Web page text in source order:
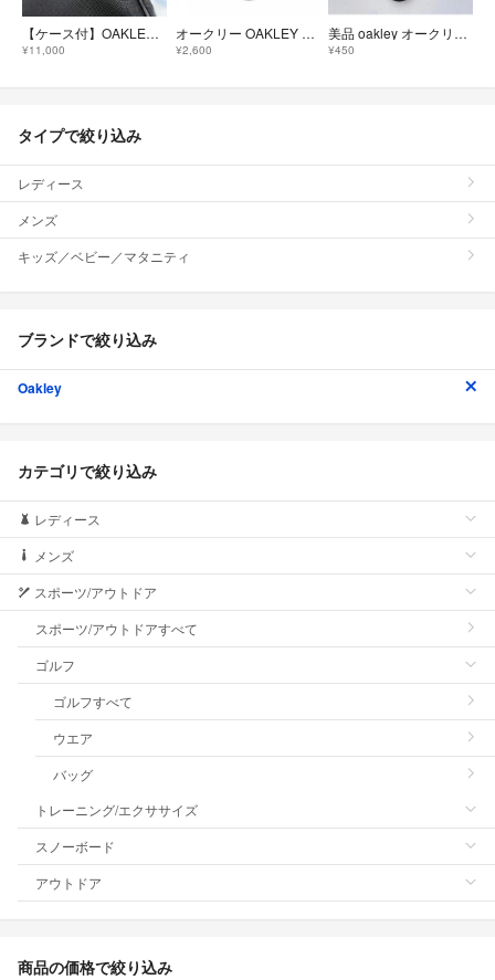
【ケース付】OAKLEY スポーツサングラス ブルー ホワイト ゴルフ
¥11,000
オークリー OAKLEY ゴルフマーカー クリップ アクセサリー 新品未使用
¥2,600
美品 oakley オークリー 革製 ブラック×シルバー ブランドネームタグ
¥450
タイプで絞り込み
レディース
メンズ
キッズ／ベビー／マタニティ
ブランドで絞り込み
Oakley
カテゴリで絞り込み
レディース
メンズ
スポーツ/アウトドア
スポーツ/アウトドアすべて
ゴルフ
ゴルフすべて
ウエア
バッグ
トレーニング/エクササイズ
スノーボード
アウトドア
商品の価格で絞り込み